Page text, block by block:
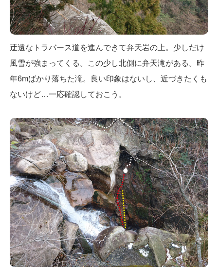
迂遠なトラバース道を進んできて弁天岩の上。少しだけ
風雪が強まってくる。この少し北側に弁天滝がある。昨
年6mばかり落ちた滝。良い印象はないし、近づきたくも
ないけど…一応確認しておこう。